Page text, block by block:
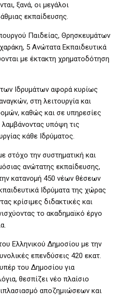
ξανά, οι μεγάλοι
εκπαίδευσης.
Παιδείας, Θρησκευμάτων
5 Ανώτατα Εκπαιδευτικά
με έκτακτη χρηματοδότηση
Ιδρυμάτων αφορά κυρίως
στη λειτουργία και
καθώς και σε υπηρεσίες
λαμβάνοντας υπόψη τις
κάθε Ιδρύματος.
στόχο την συστηματική και
ανώτατης εκπαίδευσης,
κατανομή 450 νέων θέσεων
Ιδρύματα της χώρας
κρίσιμες διδακτικές και
το ακαδημαϊκό έργο
Ελληνικού Δημοσίου με την
επενδύσεις 420 εκατ.
του Δημοσίου για
θεσπίζει νέο πλαίσιο
αποζημιώσεων και